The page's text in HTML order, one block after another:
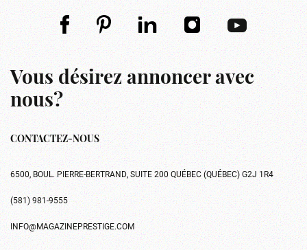
Vous désirez annoncer avec
nous?
CONTACTEZ-NOUS
6500, BOUL. PIERRE-BERTRAND, SUITE 200 QUÉBEC (QUÉBEC) G2J 1R4
(581) 981-9555
INFO@MAGAZINEPRESTIGE.COM